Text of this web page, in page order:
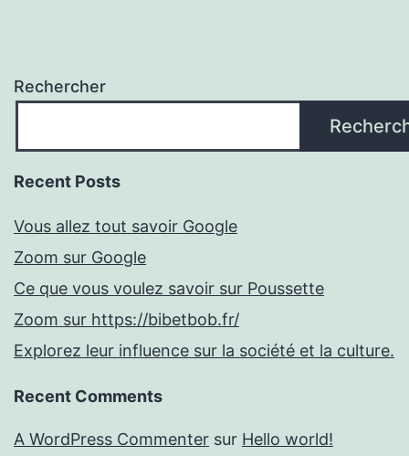
Rechercher
Recent Posts
Vous allez tout savoir Google
Zoom sur Google
Ce que vous voulez savoir sur Poussette
Zoom sur https://bibetbob.fr/
Explorez leur influence sur la société et la culture.
Recent Comments
A WordPress Commenter sur Hello world!